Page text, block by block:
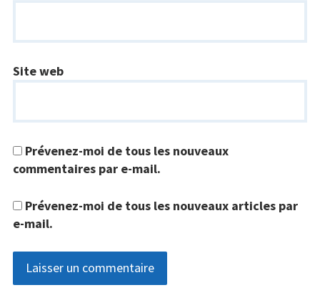
Site web
Prévenez-moi de tous les nouveaux
commentaires par e-mail.
Prévenez-moi de tous les nouveaux articles par
e-mail.